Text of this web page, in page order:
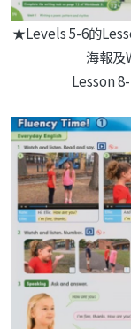
★Levels 5-6的
海報及
Lesson